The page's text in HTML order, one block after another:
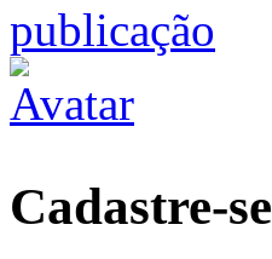
Cadastre-se